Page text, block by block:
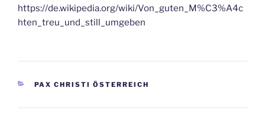
https://de.wikipedia.org/wiki/Von_guten_M%C3%A4c
hten_treu_und_still_umgeben
KATEGORIEN
PAX CHRISTI ÖSTERREICH